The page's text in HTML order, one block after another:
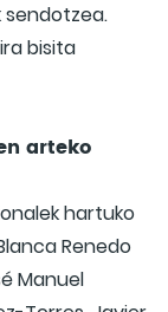
bisita
arteko
hartuko
Renedo
Manuel